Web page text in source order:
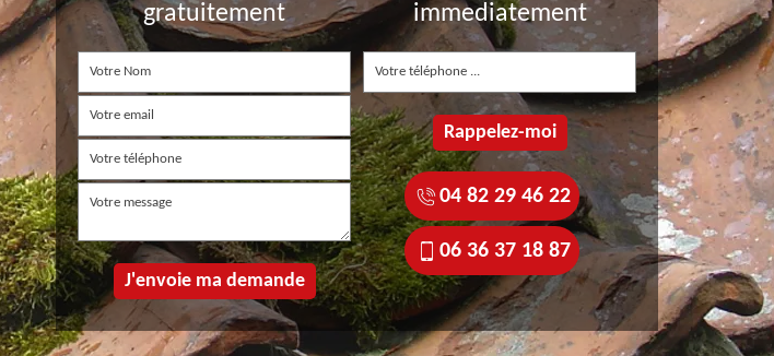
gratuitement
immediatement
04 82 29 46 22
06 36 37 18 87